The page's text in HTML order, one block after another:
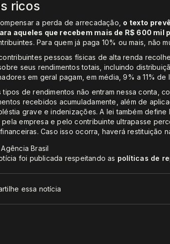
ricos
a perda de arrecadação, o texto
aqueles que recebem mais de R$ 600 mil
Para quem já paga 10% ou mais, não
pessoas físicas de alta renda
seus rendimentos totais, incluindo
em geral pagam, em média, 9% a 11% de
tipos de rendimentos não entram nessa conta,
recebidos acumuladamente, além de
grave e indenizações. A lei também
empresa e pelo contribuinte ultrapasse
Caso isso ocorra, haverá restituição
Brasil
foi publicada respeitando as políticas de
essa notícia